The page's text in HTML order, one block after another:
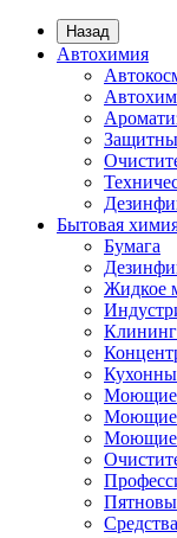
Назад
Автохимия
Бытовая
Бумага
Жидкое
Моющие
Моющие
Моющие